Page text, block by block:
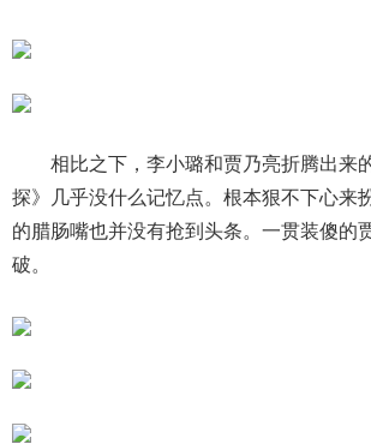
相比之下，李小璐和贾乃亮折腾出来
探》几乎没什么记忆点。根本狠不下心来
的腊肠嘴也并没有抢到头条。一贯装傻的
破。